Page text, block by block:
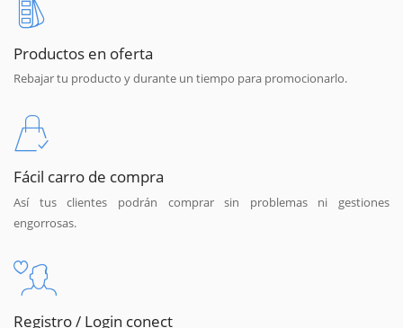
Productos en oferta
Rebajar tu producto y durante un tiempo para promocionarlo.
Fácil carro de compra
Así tus clientes podrán comprar sin problemas ni gestiones
engorrosas.
Registro / Login conect